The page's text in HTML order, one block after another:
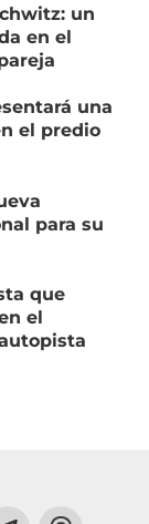
un
en el
una
el predio
para su
que
el